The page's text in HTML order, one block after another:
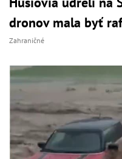
dronov mala byť
Zahraničné